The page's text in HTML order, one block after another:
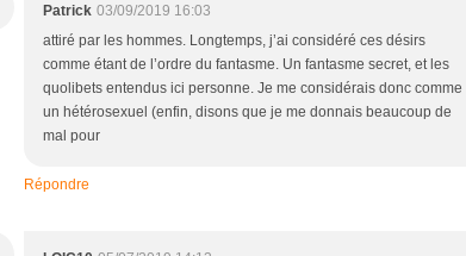
Patrick 03/09/2019 16:03
attiré par les hommes. Longtemps, j’ai considéré ces désirs
comme étant de l’ordre du fantasme. Un fantasme secret, et les
quolibets entendus ici personne. Je me considérais donc comme
un hétérosexuel (enfin, disons que je me donnais beaucoup de
mal pour
Répondre